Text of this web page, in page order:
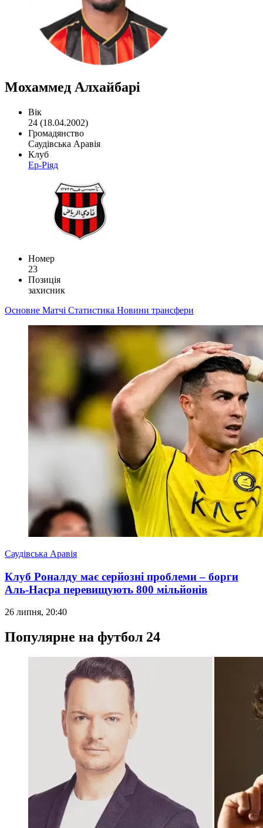
Мохаммед Алхайбарі
Вік
24 (18.04.2002)
Громадянство
Саудівська Аравія
Клуб
Ер-Ріяд
Номер
23
Позиція
захисник
Основне Матчі Статистика Новини трансфери
Саудівська Аравія
Клуб Роналду має серйозні проблеми – борги
Аль-Насра перевищують 800 мільйонів
26 липня, 20:40
Популярне на футбол 24